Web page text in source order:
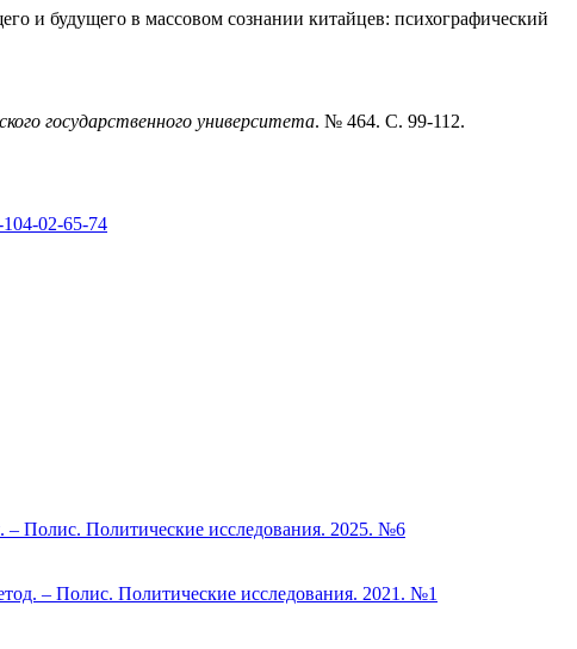
будущего в массовом сознании китайцев: психографический
государственного университета. № 464. С. 99-112.
02-65-74
– Полис. Политические исследования. 2025. №6
– Полис. Политические исследования. 2021. №1